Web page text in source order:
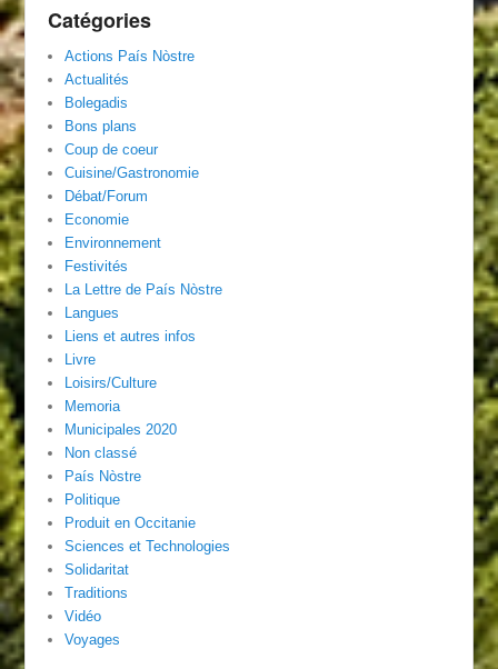
Catégories
Actions País Nòstre
Actualités
Bolegadis
Bons plans
Coup de coeur
Cuisine/Gastronomie
Débat/Forum
Economie
Environnement
Festivités
La Lettre de País Nòstre
Langues
Liens et autres infos
Livre
Loisirs/Culture
Memoria
Municipales 2020
Non classé
País Nòstre
Politique
Produit en Occitanie
Sciences et Technologies
Solidaritat
Traditions
Vidéo
Voyages